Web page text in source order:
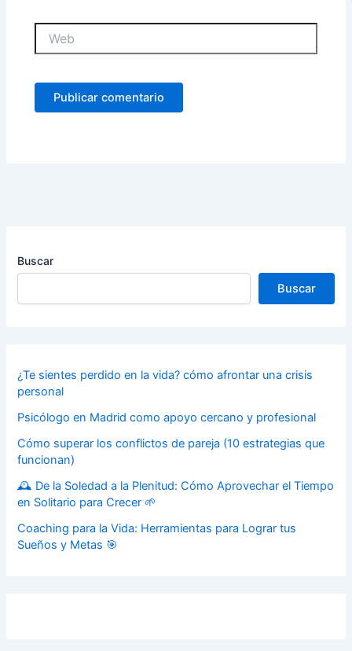
Buscar
Buscar
¿Te sientes perdido en la vida? cómo afrontar una crisis
personal
Psicólogo en Madrid como apoyo cercano y profesional
Cómo superar los conflictos de pareja (10 estrategias que
funcionan)
🕰️ De la Soledad a la Plenitud: Cómo Aprovechar el Tiempo
en Solitario para Crecer 🌱
Coaching para la Vida: Herramientas para Lograr tus
Sueños y Metas 🎯